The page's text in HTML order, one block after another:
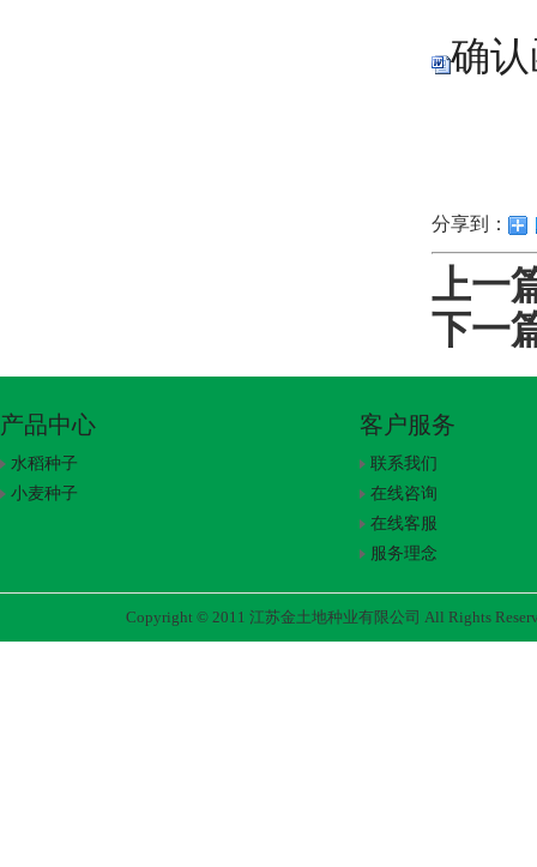
确认
分享到：
上一
下一
产品中心
水稻种子
小麦种子
客户服务
联系我们
在线咨询
在线客服
服务理念
Copyright © 2011 江苏金土地种业有限公司 All Rights